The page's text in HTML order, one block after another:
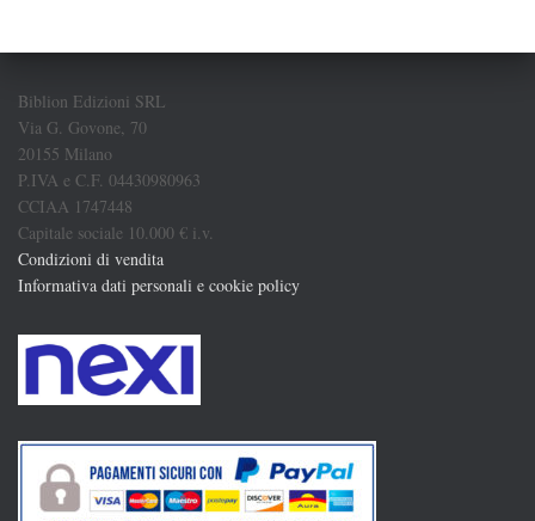
Biblion Edizioni SRL
Via G. Govone, 70
20155 Milano
P.IVA e C.F. 04430980963
CCIAA 1747448
Capitale sociale 10.000 € i.v.
Condizioni di vendita
Informativa dati personali e cookie policy